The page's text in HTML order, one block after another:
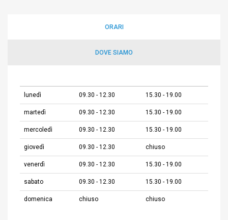
ORARI
DOVE SIAMO
lunedì 09.30 - 12.30 15.30 - 19.00
martedì 09.30 - 12.30 15.30 - 19.00
mercoledì 09.30 - 12.30 15.30 - 19.00
giovedì 09.30 - 12.30 chiuso
venerdì 09.30 - 12.30 15.30 - 19.00
sabato 09.30 - 12.30 15.30 - 19.00
domenica chiuso chiuso